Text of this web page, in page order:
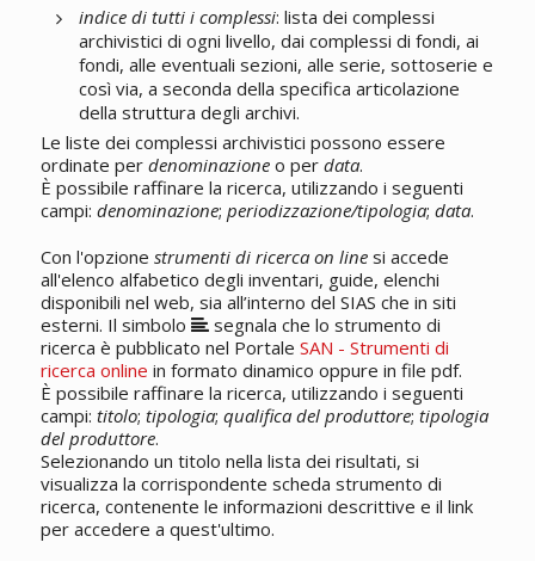
indice di tutti i complessi: lista dei complessi
archivistici di ogni livello, dai complessi di fondi, ai
fondi, alle eventuali sezioni, alle serie, sottoserie e
così via, a seconda della specifica articolazione
della struttura degli archivi.
Le liste dei complessi archivistici possono essere
ordinate per denominazioneo per data.
È possibile raffinare la ricerca, utilizzando i seguenti
campi: denominazione; periodizzazione/tipologia; data.
Con l'opzione strumenti di ricerca on linesi accede
all'elenco alfabetico degli inventari, guide, elenchi
disponibili nel web, sia all’interno del SIAS che in siti
esterni. Il simbolo
segnala che lo strumento di
ricerca è pubblicato nel Portale SAN - Strumenti di
ricerca online in formato dinamico oppure in file pdf.
È possibile raffinare la ricerca, utilizzando i seguenti
campi: titolo; tipologia; qualifica del produttore; tipologia
del produttore.
Selezionando un titolo nella lista dei risultati, si
visualizza la corrispondente scheda strumento di
ricerca, contenente le informazioni descrittive e il link
per accedere a quest'ultimo.